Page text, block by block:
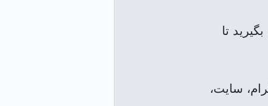
تا
سایت،